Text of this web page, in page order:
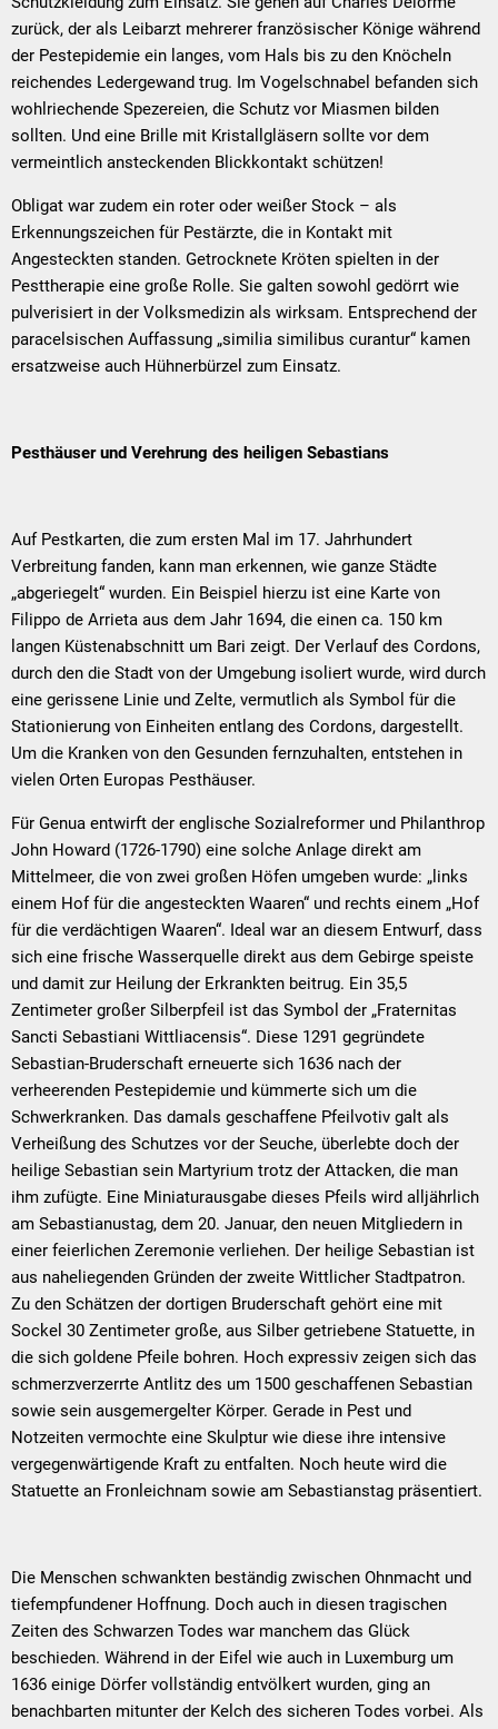
zurück, der als Leibarzt mehrerer französischer Könige während
der Pestepidemie ein langes, vom Hals bis zu den Knöcheln
reichendes Ledergewand trug. Im Vogelschnabel befanden sich
wohlriechende Spezereien, die Schutz vor Miasmen bilden
sollten. Und eine Brille mit Kristallgläsern sollte vor dem
vermeintlich ansteckenden Blickkontakt schützen!
Obligat war zudem ein roter oder weißer Stock – als
Erkennungszeichen für Pestärzte, die in Kontakt mit
Angesteckten standen. Getrocknete Kröten spielten in der
Pesttherapie eine große Rolle. Sie galten sowohl gedörrt wie
pulverisiert in der Volksmedizin als wirksam. Entsprechend der
paracelsischen Auffassung „similia similibus curantur“ kamen
ersatzweise auch Hühnerbürzel zum Einsatz.
Pesthäuser und Verehrung des heiligen Sebastians
Auf Pestkarten, die zum ersten Mal im 17. Jahrhundert
Verbreitung fanden, kann man erkennen, wie ganze Städte
„abgeriegelt“ wurden. Ein Beispiel hierzu ist eine Karte von
Filippo de Arrieta aus dem Jahr 1694, die einen ca. 150 km
langen Küstenabschnitt um Bari zeigt. Der Verlauf des Cordons,
durch den die Stadt von der Umgebung isoliert wurde, wird durch
eine gerissene Linie und Zelte, vermutlich als Symbol für die
Stationierung von Einheiten entlang des Cordons, dargestellt.
Um die Kranken von den Gesunden fernzuhalten, entstehen in
vielen Orten Europas Pesthäuser.
Für Genua entwirft der englische Sozialreformer und Philanthrop
John Howard (1726-1790) eine solche Anlage direkt am
Mittelmeer, die von zwei großen Höfen umgeben wurde: „links
einem Hof für die angesteckten Waaren“ und rechts einem „Hof
für die verdächtigen Waaren“. Ideal war an diesem Entwurf, dass
sich eine frische Wasserquelle direkt aus dem Gebirge speiste
und damit zur Heilung der Erkrankten beitrug. Ein 35,5
Zentimeter großer Silberpfeil ist das Symbol der „Fraternitas
Sancti Sebastiani Wittliacensis“. Diese 1291 gegründete
Sebastian-Bruderschaft erneuerte sich 1636 nach der
verheerenden Pestepidemie und kümmerte sich um die
Schwerkranken. Das damals geschaffene Pfeilvotiv galt als
Verheißung des Schutzes vor der Seuche, überlebte doch der
heilige Sebastian sein Martyrium trotz der Attacken, die man
ihm zufügte. Eine Miniaturausgabe dieses Pfeils wird alljährlich
am Sebastianustag, dem 20. Januar, den neuen Mitgliedern in
einer feierlichen Zeremonie verliehen. Der heilige Sebastian ist
aus naheliegenden Gründen der zweite Wittlicher Stadtpatron.
Zu den Schätzen der dortigen Bruderschaft gehört eine mit
Sockel 30 Zentimeter große, aus Silber getriebene Statuette, in
die sich goldene Pfeile bohren. Hoch expressiv zeigen sich das
schmerzverzerrte Antlitz des um 1500 geschaffenen Sebastian
sowie sein ausgemergelter Körper. Gerade in Pest und
Notzeiten vermochte eine Skulptur wie diese ihre intensive
vergegenwärtigende Kraft zu entfalten. Noch heute wird die
Statuette an Fronleichnam sowie am Sebastianstag präsentiert.
Die Menschen schwankten beständig zwischen Ohnmacht und
tiefempfundener Hoffnung. Doch auch in diesen tragischen
Zeiten des Schwarzen Todes war manchem das Glück
beschieden. Während in der Eifel wie auch in Luxemburg um
1636 einige Dörfer vollständig entvölkert wurden, ging an
benachbarten mitunter der Kelch des sicheren Todes vorbei. Als